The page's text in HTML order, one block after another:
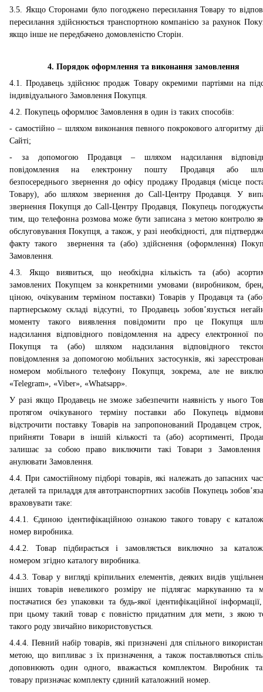
3.5. Якщо Сторонами було погоджено пересилання Товару то
пересилання здійснюється транспортною компанією за рахунок
якщо інше не передбачено домовленістю Сторін.
4. Порядок оформлення та виконання замовлення
4.1. Продавець здійснює продаж Товару окремими партіями на
індивідуального Замовлення Покупця.
4.2. Покупець оформлює Замовлення в один із таких способів:
- самостійно – шляхом виконання певного покрокового алгоритму
Сайті;
- за допомогою Продавця – шляхом надсилання
повідомлення на електронну пошту Продавця або
безпосереднього звернення до офісу продажу Продавця (місце
Товару), або шляхом звернення до Call-Центру Продавця. У
звернення Покупця до Call-Центру Продавця, Покупець
тим, що телефонна розмова може бути записана з метою контролю
обслуговування Покупця, а також, у разі необхідності, для
факту такого звернення та (або) здійснення (оформлення)
Замовлення.
4.3. Якщо виявиться, що необхідна кількість та (або)
замовлених Покупцем за конкретними умовами (виробником,
ціною, очікуваним терміном поставки) Товарів у Продавця та
партнерському складі відсутні, то Продавець зобов’язується
моменту такого виявлення повідомити про це Покупця
надсилання відповідного повідомлення на адресу електронної
Покупця та (або) шляхом надсилання відповідного
повідомлення за допомогою мобільних застосунків, які
номером мобільного телефону Покупця, зокрема, але не
«Telegram», «Viber», «Whatsapp».
У разі якщо Продавець не зможе забезпечити наявність у нього
протягом очікуваного терміну поставки або Покупець
відстрочити поставку Товарів на запропонований Продавцем
прийняти Товари в іншій кількості та (або) асортименті,
залишає за собою право виключити такі Товари з Замовлення
анулювати Замовлення.
4.4. При самостійному підборі товарів, які належать до запасних
деталей та приладдя для автотранспортних засобів Покупець
враховувати таке:
4.4.1. Єдиною ідентифікаційною ознакою такого товару є
номер виробника.
4.4.2. Товар підбирається і замовляється виключно за
номером згідно каталогу виробника.
4.4.3. Товар у вигляді кріпильних елементів, деяких видів
інших товарів невеликого розміру не підлягає маркуванню та
постачатися без упаковки та будь-якої ідентифікаційної
при цьому такий товар є повністю придатним для мети, з якою
такого роду звичайно використовується.
4.4.4. Певний набір товарів, які призначені для спільного
метою, що випливає з їх призначення, а також поставляються
доповнюють один одного, вважається комплектом. Виробник
товару призначає комплекту єдиний каталожний номер.